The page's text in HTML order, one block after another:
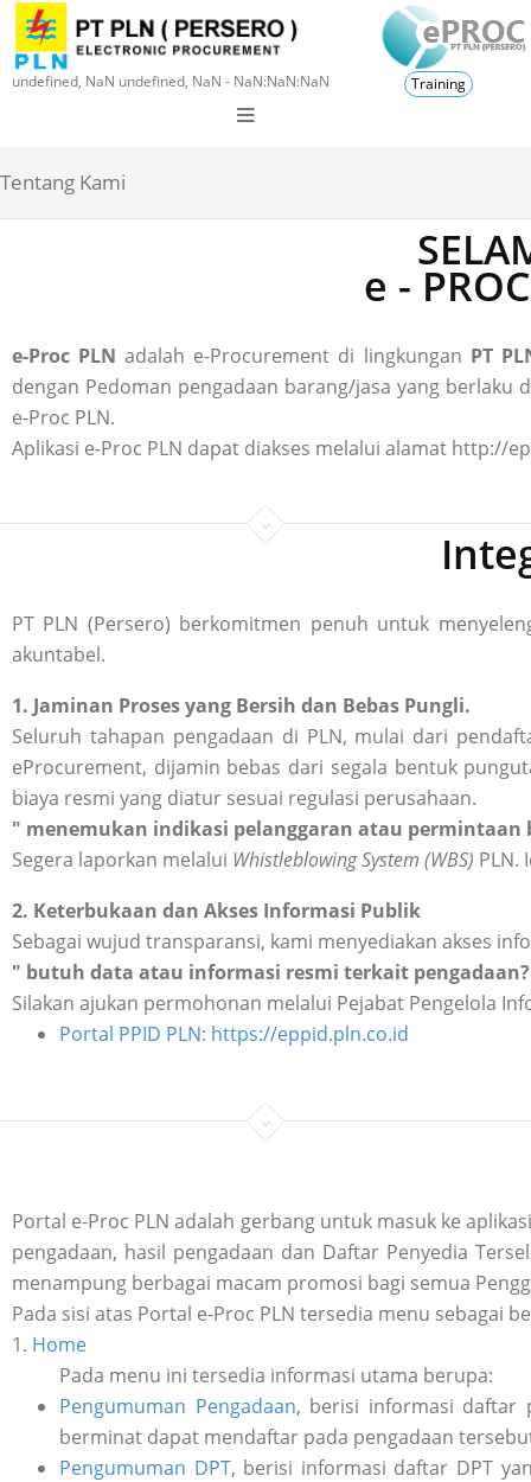
undefined, NaN undefined, NaN - NaN:NaN:NaN Training
Tentang Kami
e -
e-Proc PLN adalah e-Procurement di lingkungan PT
dengan Pedoman pengadaan barang/jasa yang berlaku
e-Proc PLN.
Aplikasi e-Proc PLN dapat diakses melalui alamat http://
PT PLN (Persero) berkomitmen penuh untuk
akuntabel.
1. Jaminan Proses yang Bersih dan Bebas Pungli.
Seluruh tahapan pengadaan di PLN, mulai dari
eProcurement, dijamin bebas dari segala bentuk
biaya resmi yang diatur sesuai regulasi perusahaan.
" menemukan indikasi pelanggaran atau permintaan
Segera laporkan melalui Whistleblowing System (WBS) PLN.
2. Keterbukaan dan Akses Informasi Publik
Sebagai wujud transparansi, kami menyediakan akses
" butuh data atau informasi resmi terkait
Silakan ajukan permohonan melalui Pejabat Pengelola
Portal PPID PLN: https://eppid.pln.co.id
Portal e-Proc PLN adalah gerbang untuk masuk ke
pengadaan, hasil pengadaan dan Daftar Penyedia
menampung berbagai macam promosi bagi semua
Pada sisi atas Portal e-Proc PLN tersedia menu sebagai
1. Home
Pada menu ini tersedia informasi utama berupa:
Pengumuman Pengadaan, berisi informasi daftar
berminat dapat mendaftar pada pengadaan
Pengumuman DPT, berisi informasi daftar DPT